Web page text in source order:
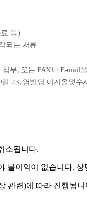
등)
되는 서류
부, 또는 FAX나 E-mail
23, 영빌딩 이지올댓수시
소됩니다.
불이익이 없습니다.
관련)에 따라 진행됩니